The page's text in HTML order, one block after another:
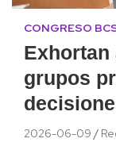
CONGRESO
grupos
2026-06-09